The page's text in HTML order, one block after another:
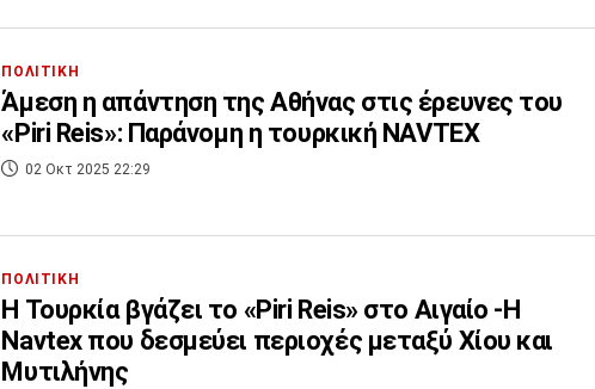
ΠΟΛΙΤΙΚΗ
Άμεση η απάντηση της Αθήνας στις έρευνες του
«Piri Reis»: Παράνομη η τουρκική NAVTEX
02 Οκτ 2025 22:29
ΠΟΛΙΤΙΚΗ
Η Τουρκία βγάζει το «Piri Reis» στο Αιγαίο -Η
Navtex που δεσμεύει περιοχές μεταξύ Χίου και
Μυτιλήνης